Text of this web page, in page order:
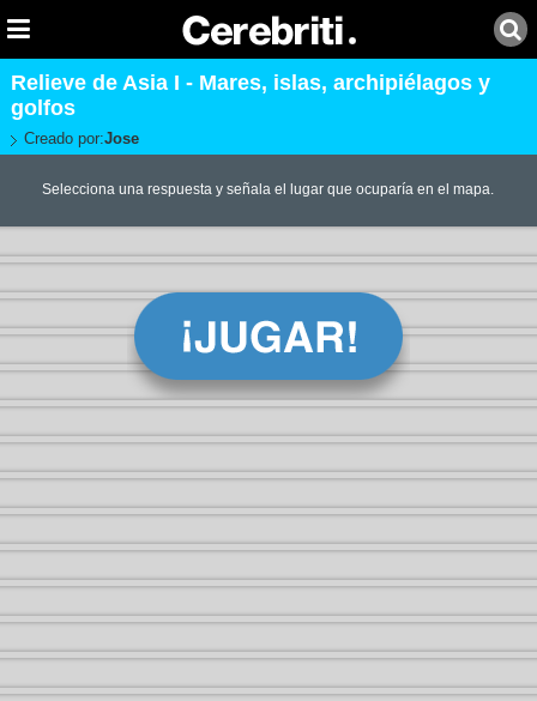
Relieve de Asia I - Mares, islas, archipiélagos y
golfos
Creado por:Jose
Selecciona una respuesta y señala el lugar que ocuparía en el mapa.